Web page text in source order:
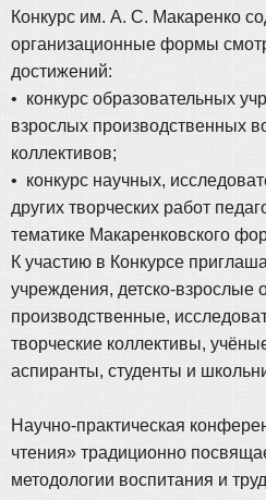
Конкурс им. А. С. Макаренко
организационные формы
достижений:
• конкурс образовательных
взрослых производственных
коллективов;
• конкурс научных,
других творческих работ
тематике Макаренковского
К участию в Конкурсе
учреждения, детско-взрослые
производственные,
творческие коллективы,
аспиранты, студенты и
Научно-практическая
чтения» традиционно
методологии воспитания и